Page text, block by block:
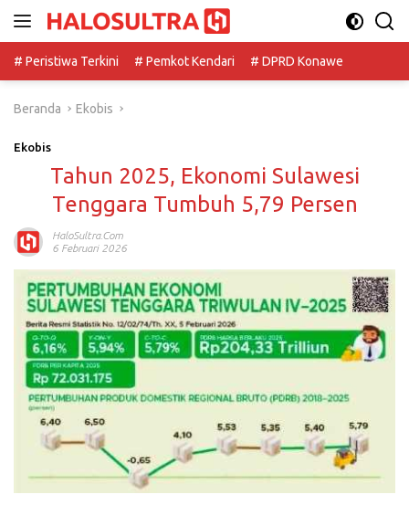
# Peristiwa Terkini
# Pemkot Kendari # DPRD Konawe
Beranda Ekobis
Ekobis
Tahun 2025, Ekonomi Sulawesi
Tenggara Tumbuh 5,79 Persen
HaloSultra.com
6 Februari 2026